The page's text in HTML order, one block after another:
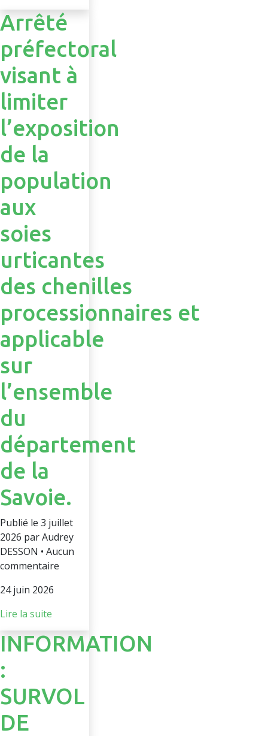
Arrêté
préfectoral
visant à
limiter
l’exposition
de la
population
aux
soies
urticantes
des chenilles
processionnaires et
applicable
sur
l’ensemble
du
département
de la
Savoie.
Publié le 3 juillet
2026 par Audrey
DESSON • Aucun
commentaire
24 juin 2026
Lire la suite
INFORMATION
:
SURVOL
DE